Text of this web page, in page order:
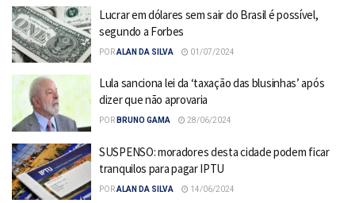
Lucrar em dólares sem sair do Brasil é possível,
segundo a Forbes
PORALAN DA SILVA 01/07/2024
Lula sanciona lei da ‘taxação das blusinhas’ após
dizer que não aprovaria
POR BRUNO GAMA 28/06/2024
SUSPENSO: moradores desta cidade podem ficar
tranquilos para pagar IPTU
PORALAN DA SILVA 14/06/2024